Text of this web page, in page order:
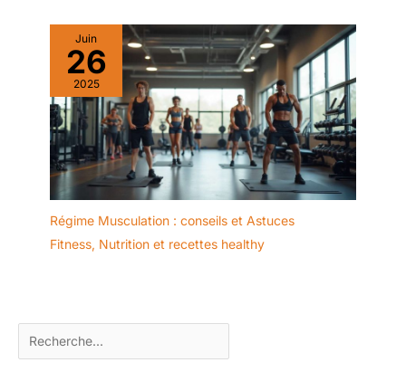
% satisfaisante en cas
de problème! 【30
JOURS ABONNEMENT
KINOMAP PROLONGÉ
】- Joroto a développé
une coopération
approfondie avec
Kinomap - l'une des
meilleures applications
d'entraînement sur le
marché ! Joroto propose
Kinomap prolongé de 30
jours, vous pourrez
Juin
26
2025
Régime Musculation : conseils et Astuces
Fitness, Nutrition et recettes healthy